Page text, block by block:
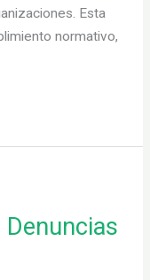
Esta
normativo,
Denuncias